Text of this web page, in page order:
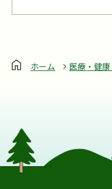
ホーム 医療・健